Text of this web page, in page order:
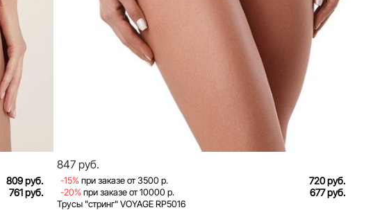
809 руб.
761 руб.
847 руб.
-15%при заказе от 3500 р. 720 руб.
-20%при заказе от 10000 р. 677 руб.
Трусы "стринг" VOYAGE RP5016